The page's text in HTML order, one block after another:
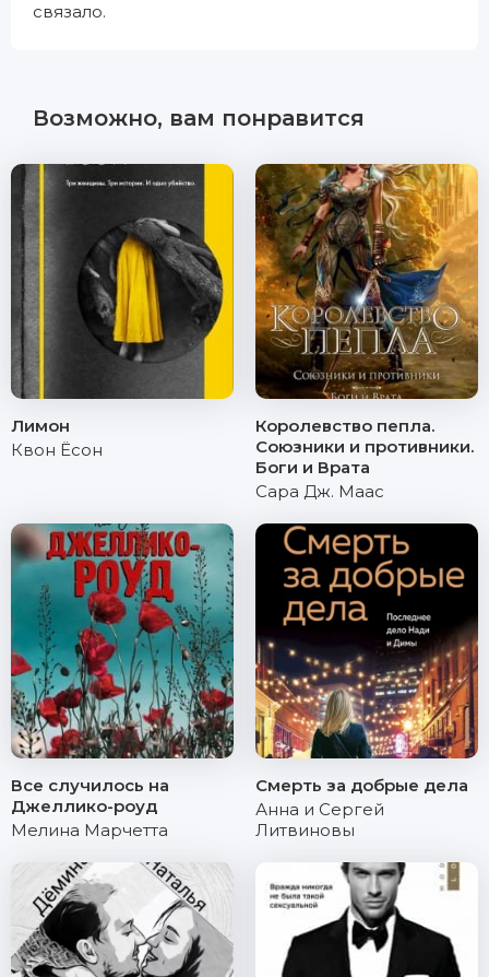
связало.
Возможно, вам понравится
Лимон
Квон Ёсон
Королевство пепла.
Союзники и противники.
Боги и Врата
Сара Дж. Маас
Все случилось на
Джеллико-роуд
Мелина Марчетта
Смерть за добрые дела
Анна и Сергей
Литвиновы